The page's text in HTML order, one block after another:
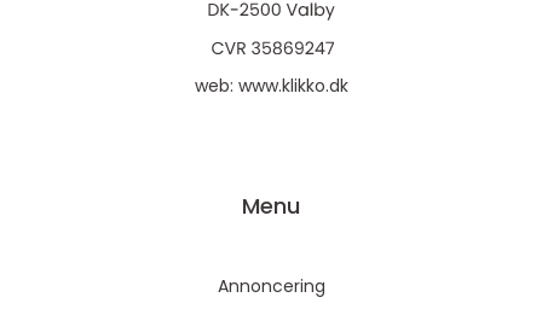
web: www.klikko.dk
Menu
Annoncering